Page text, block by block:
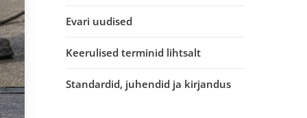
Evari uudised
Keerulised terminid lihtsalt
Standardid, juhendid ja kirjandus